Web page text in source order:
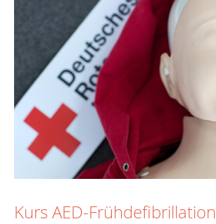
Kurs AED-Frühdefibrillation